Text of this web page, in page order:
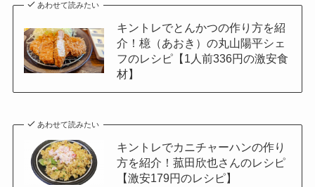
あわせて読みたい
キントレでとんかつの作り方を紹
介！檍（あおき）の丸山陽平シェ
フのレシピ【1人前336円の激安食
材】
あわせて読みたい
キントレでカニチャーハンの作り
方を紹介！菰田欣也さんのレシピ
【激安179円のレシピ】